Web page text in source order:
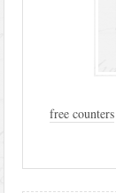
free counters